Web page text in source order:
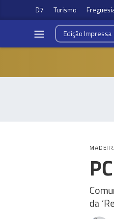
D7 Turismo
EdiçãoImpressa
da